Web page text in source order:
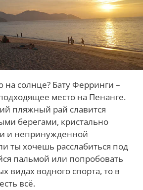
на солнце? Бату Ферринги –
место на Пенанге.
пляжный рай славится
берегами, кристально
и непринужденной
ты хочешь расслабиться под
пальмой или попробовать
видах водного спорта, то в
всё.